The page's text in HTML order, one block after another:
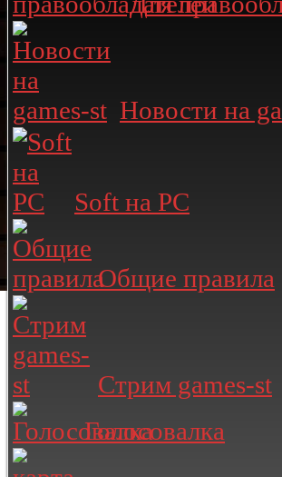
Новости на
Soft на PC
Общие правила
Стрим games-st
Голосовалка